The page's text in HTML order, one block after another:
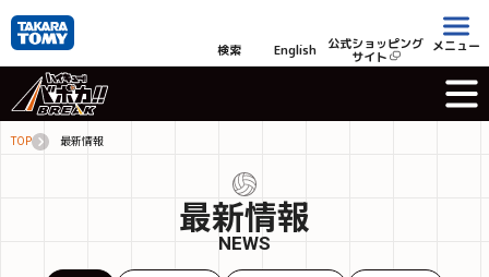
検索 English 公式ショッピング
サイト
メニュー
TOP 最新情報
最新情報
NEWS